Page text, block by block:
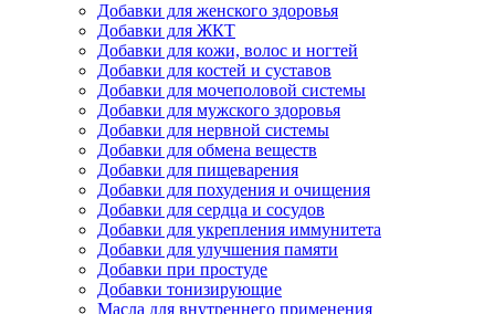
Добавки для женского здоровья
Добавки для ЖКТ
Добавки для кожи, волос и ногтей
Добавки для костей и суставов
Добавки для мочеполовой системы
Добавки для мужского здоровья
Добавки для нервной системы
Добавки для обмена веществ
Добавки для пищеварения
Добавки для похудения и очищения
Добавки для сердца и сосудов
Добавки для укрепления иммунитета
Добавки для улучшения памяти
Добавки при простуде
Добавки тонизирующие
Масла для внутреннего применения